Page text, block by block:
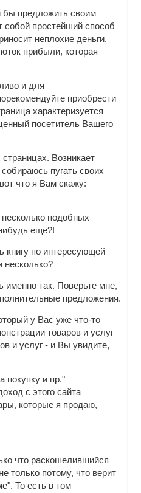
бы предложить своим
собой простейший способ
неплохие деньги.
прибыли, которая
и для
приобрести
характеризуется
посетитель Вашего
Возникает
пугать своих
что я Вам скажу:
подобных
еще?!
книгу по интересующей
несколько?
именно так. Поверьте мне,
предложения.
у Вас уже что-то
товаров и услуг
и услуг - и Вы увидите,
покупку и пр."
с этого сайта
которые я продаю,
что раскошелившийся
только потому, что верит
То есть в том